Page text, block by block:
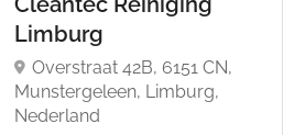
Limburg
Overstraat 42B, 6151 CN,
Munstergeleen, Limburg,
Nederland